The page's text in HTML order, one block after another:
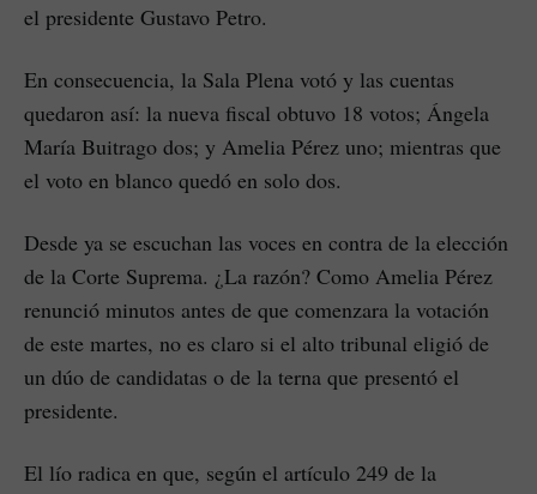
el presidente Gustavo Petro.
En consecuencia, la Sala Plena votó y las cuentas
quedaron así: la nueva fiscal obtuvo 18 votos; Ángela
María Buitrago dos; y Amelia Pérez uno; mientras que
el voto en blanco quedó en solo dos.
Desde ya se escuchan las voces en contra de la elección
de la Corte Suprema. ¿La razón? Como Amelia Pérez
renunció minutos antes de que comenzara la votación
de este martes, no es claro si el alto tribunal eligió de
un dúo de candidatas o de la terna que presentó el
presidente.
El lío radica en que, según el artículo 249 de la